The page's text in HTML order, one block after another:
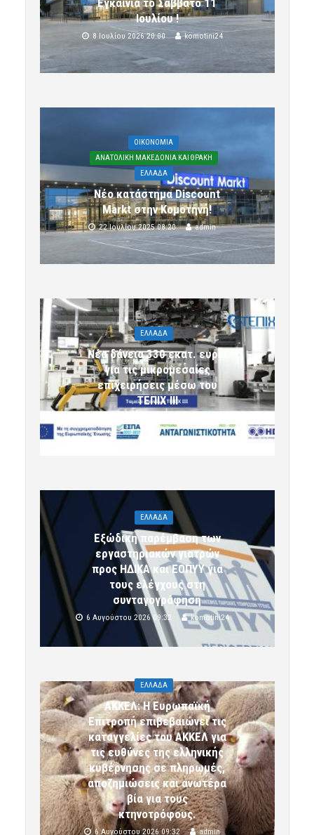
Ιουλίου !
8 Ιουλίου 2026 20:00 komotini24
OIKONOMIA
ΑΝΑΤΟΛΙΚΗ ΜΑΚΕΔΟΝΙΑ ΚΑΙ ΘΡΑΚΗ
ΕΛΛΑΔΑ
Νέο κατάστημα Discount
Markt στην Κομοτηνή!
22 Ιουλίου 2025 08:20 admin
ΕΛΛΑΔΑ
Νέα δάνεια 330 εκατ. ευρώ
για τις μικρομεσαίες
επιχειρήσεις μέσω του
ΤΕΠΙΧ ΙΙΙ
ΕΛΛΑΔΑ
Εξώδικη παρέμβαση των
εργαστηριακών γιατρών
προς ΗΔΙΚΑ και ΕΟΠΥΥ για
τους ελέγχους στη
συνταγογράφηση
6 Αυγούστου 2026 09:32 komotini24
ΕΛΛΑΔΑ
ΑΚΚΕΛ: Η Ευρωπαϊκή
Επιτροπή επιβεβαιώνει τις
καταγγελίες του ΑΚΚΕΛ για
τις ευθύνες της ελληνικής
κυβέρνησης σε πληρωμές,
αποζημιώσεις και ανωτέρα
βία για τους
κτηνοτρόφους.
6 Αυγούστου 2026 09:32 admin